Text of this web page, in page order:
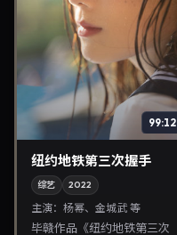
99:12
纽约地铁第三次握手
综艺 2022
主演： 杨幂、金城武 等
毕赣作品《纽约地铁第三次